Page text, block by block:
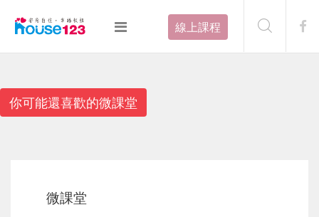
線上課程
你可能還喜歡的微課堂
微課堂